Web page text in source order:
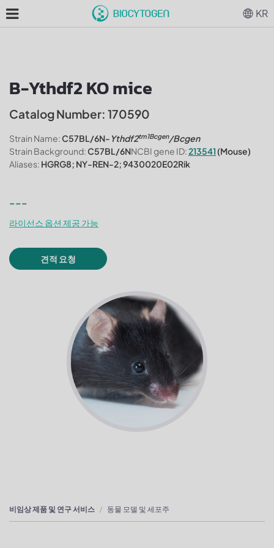
B-Ythdf2 KO mice
Catalog Number: 170590
Strain Name:C57BL/6N- Ythdf2tm1Bcgen/Bcgen
Strain Background:C57BL/6NNCBI gene ID:213541 (Mouse)
Aliases: HGRG8; NY-REN-2; 9430020E02Rik
---
라이선스 옵션 제공 가능
견적 요청
비임상 제품 및 연구 서비스 동물 모델 및 세포주
KR